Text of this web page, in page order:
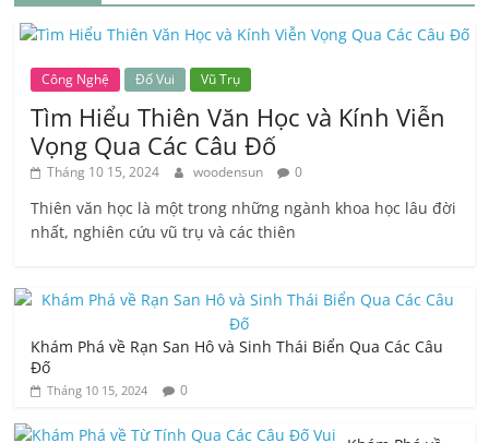
Công Nghệ Đố Vui Vũ Trụ
Tìm Hiểu Thiên Văn Học và Kính Viễn
Vọng Qua Các Câu Đố
Tháng 10 15, 2024 woodensun 0
Thiên văn học là một trong những ngành khoa học lâu đời
nhất, nghiên cứu vũ trụ và các thiên
Khám Phá về Rạn San Hô và Sinh Thái Biển Qua Các Câu
Đố
Tháng 10 15, 2024 0